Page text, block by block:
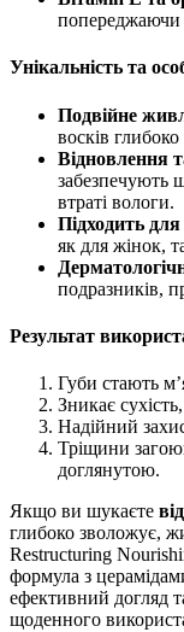
попереджаючи
Унікальність та
Подвійне
восків
Відновлення
забезпечують
втраті вологи.
Підходить для
як для жінок,
подразників,
Результат
Губи стають
Зникає
Надійний
Тріщини
доглянутою.
Якщо ви шукаєте
глибоко зволожує,
Restructuring
формула з
ефективний догляд
щоденного